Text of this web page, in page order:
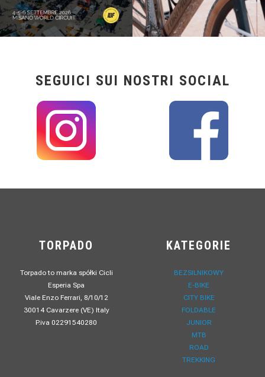
SEGUICI SUI NOSTRI SOCIAL
TORPADO
Torpado to marka spółki Cicli
Esperia Spa
Viale Enzo Ferrari, 8/10/12
30014 Cavarzere (VE) Italy
P.iva 02291540280
KATEGORIE
BEZSILNIKOWY
E-BIKE
CITY BIKE
FOLDABLE
JUNIOR
MTB
ROAD
TREKKING